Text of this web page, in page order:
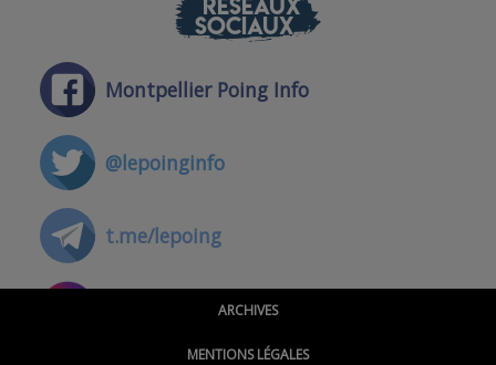
SOCIAUX
Montpellier Poing Info
@lepoinginfo
t.me/lepoing
@montpellierpoinginfo
ARCHIVES
MENTIONS LÉGALES